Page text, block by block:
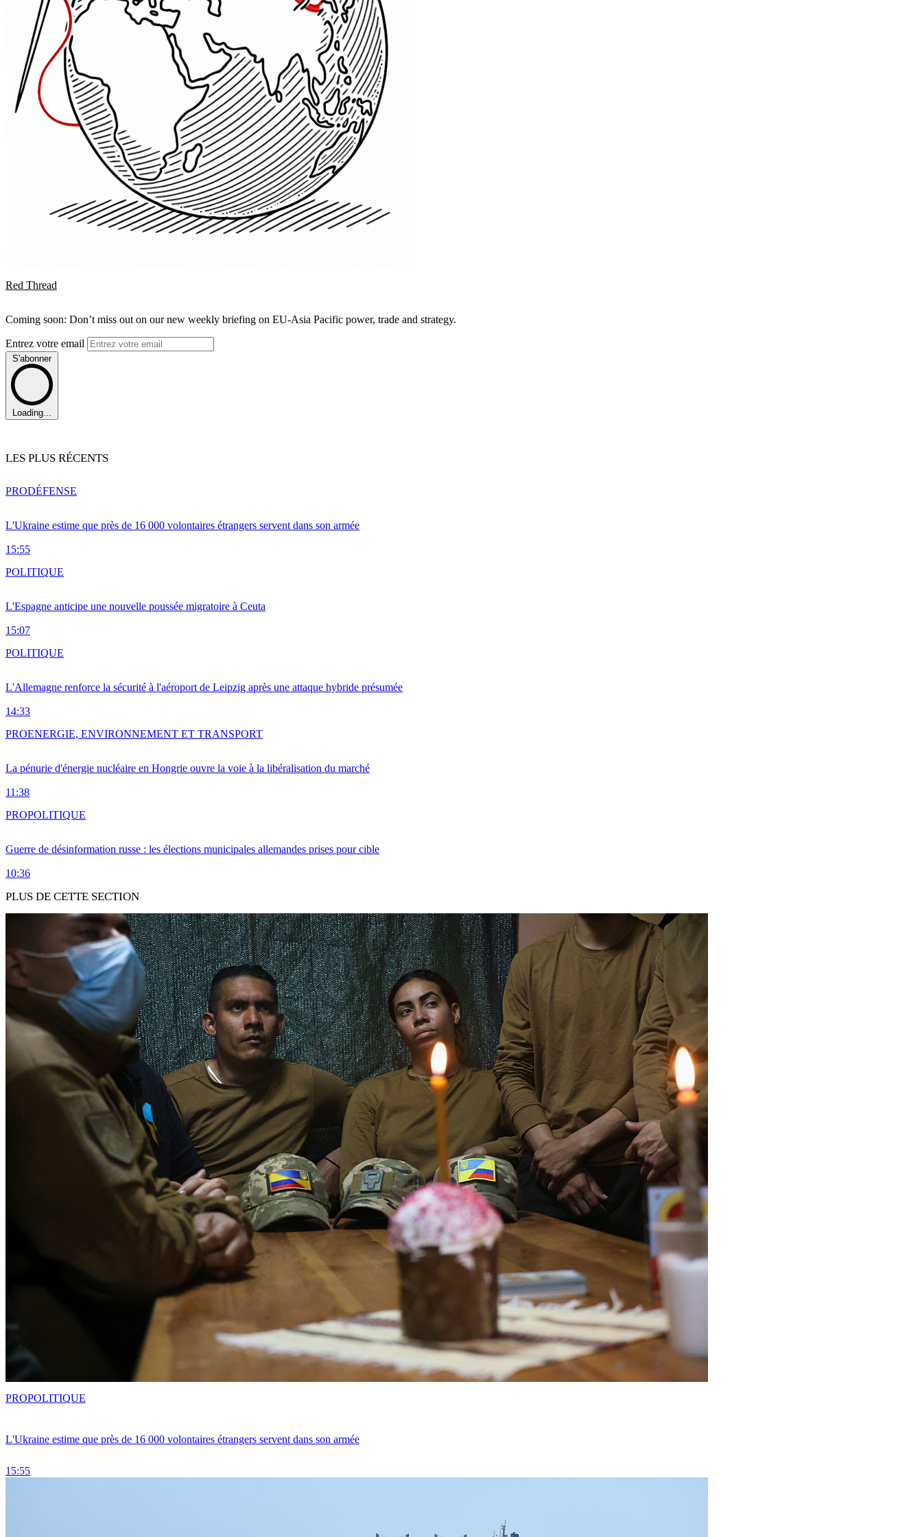
Red Thread
Coming soon: Don’t miss out on our new weekly briefing on EU-Asia Pacific power, trade and strategy.
Entrez votre email
S'abonner
Loading...
LES PLUS RÉCENTS
L'Ukraine estime que près de 16 000 volontaires étrangers servent dans son armée
15:55
PRODÉFENSE
L'Espagne anticipe une nouvelle poussée migratoire à Ceuta
15:07
POLITIQUE
L'Allemagne renforce la sécurité à l'aéroport de Leipzig après une attaque hybride présumée
14:33
POLITIQUE
La pénurie d'énergie nucléaire en Hongrie ouvre la voie à la libéralisation du marché
11:38
PROENERGIE, ENVIRONNEMENT ET TRANSPORT
Guerre de désinformation russe : les élections municipales allemandes prises pour cible
10:36
PROPOLITIQUE
PLUS DE CETTE SECTION
L'Ukraine estime que près de 16 000 volontaires étrangers servent dans son armée
15:55
PROPOLITIQUE